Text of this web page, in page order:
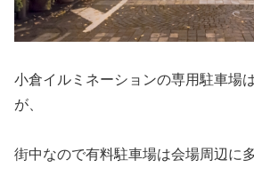
小倉イルミネーションの専用駐車場
が、
街中なので有料駐車場は会場周辺に